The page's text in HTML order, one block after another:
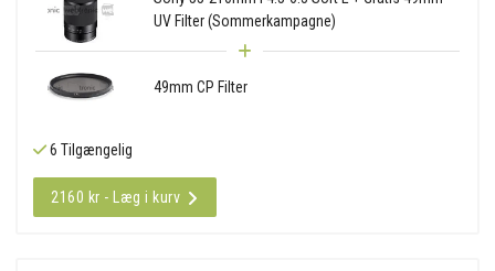
UV Filter (Sommerkampagne)
49mm CP Filter
6 Tilgængelig
2160 kr - Læg i kurv